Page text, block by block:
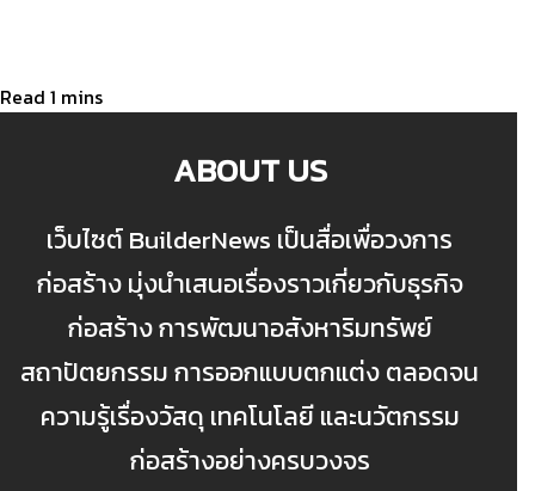
ABOUT US
เว็บไซต์ BuilderNews เป็นสื่อเพื่อวงการ
ก่อสร้าง มุ่งนำเสนอเรื่องราวเกี่ยวกับธุรกิจ
ก่อสร้าง การพัฒนาอสังหาริมทรัพย์
สถาปัตยกรรม การออกแบบตกแต่ง ตลอดจน
ความรู้เรื่องวัสดุ เทคโนโลยี และนวัตกรรม
ก่อสร้างอย่างครบวงจร